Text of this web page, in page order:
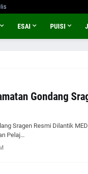
ESAI PUISI
Gondang
Sragen Resmi Dilantik
Pelaj…